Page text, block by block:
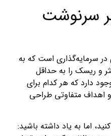
سرنوشت
سرمایه‌گذاری است که به
و ریسک را به حداقل
دارد که هر کدام برای
متفاوتی طراحی
اما به یاد داشته باشید: